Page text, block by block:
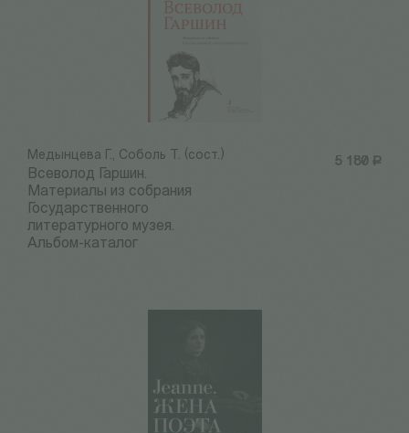
5 180 Р
Медынцева Г., Соболь Т. (сост.)
Всеволод Гаршин.
Материалы из собрания
Государственного
литературного музея.
Альбом-каталог